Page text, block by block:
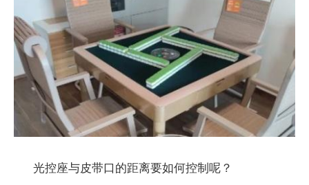
光控座与皮带口的距离要如何控制呢？